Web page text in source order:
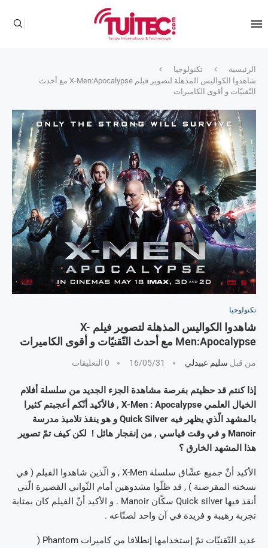
الرئيسية
تكنولوجيا
شاهدوا الكواليس المذهلة لتصوير فيلم X-Men:Apocalypse مع أحدث
التّقنيّات و أقوى الكاميرات
تكنولوجيا
شاهدوا الكواليس المذهلة لتصوير فيلم X-
Men:Apocalypse مع أحدث التّقنيّات و أقوى الكاميرات
من قبل سليم عبيدلي 16/05/31 0 التعليقات
إذا كنتم قد حظيتم بفرصة مشاهدة الجزء الجديد من سلسلة أفلام
الخيال العلمي X-Men : Apocalypse , فالأكيد أنّكم أعجبتم كثيرا
بالمشهد الّذي يظهر فيه Quick Silver و هو ينقذ تلاميذ مدرسة
Manoir و في وقت قياسي , من إنفجار هائل ! لكن كيف تمّ تصوير
هذا المشهد الخارق ؟
الأكيد أنّ جميع عشّاق سلسلة X-Men , و الّذين شاهدوا الفيلم ( في
نسخته المقرصنة ) , قد ظلّوا مشدوهين أمام الثّواني القصيرة الّتي
أنقذ فيها Quick silver سكّان Manoir . و الأكيد أنّ الفيلم كان بمثابة
تجربة رهيبة و فريدة في آن واحد لصنّاعه .
عديد التّقنيّات تمّ إستخدامها إنطلاقا من كاميرات Phantom (